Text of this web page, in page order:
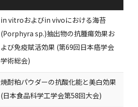
in vitroおよびin vivoにおける海苔
(Porphyra sp.)抽出物の抗腫瘍効果お
よび免疫賦活効果 (第69回日本癌学会
学術総会)
焼酎粕パウダーの抗酸化能と美白効果
(日本食品科学工学会第58回大会)